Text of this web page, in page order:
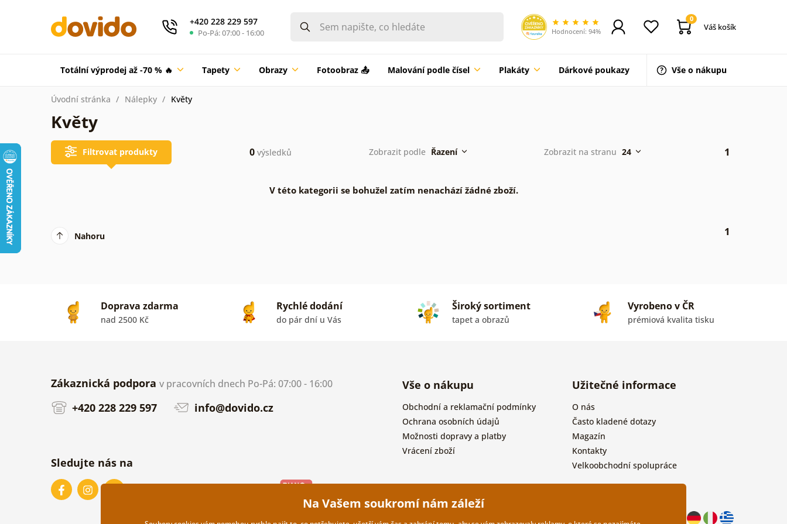
+420 228 229 597
Po-Pá: 07:00 - 16:00 Hodnocení: 94%
0
Váš košík
Totální výprodej až -70 % 🔥 Tapety Obrazy Fotoobraz 📤 Malování podle čísel Plakáty Dárkové poukazy Vše o nákupu
Úvodní stránka Nálepky Květy
Květy
Filtrovat produkty 0výsledků Zobrazit podle Řazení Zobrazit na stranu 24 1
V této kategorii se bohužel zatím nenachází žádné zboží.
Nahoru 1
Doprava zdarma
nad 2500 Kč
Rychlé dodání
do pár dní u Vás
Široký sortiment
tapet a obrazů
Vyrobeno v ČR
prémiová kvalita tisku
Zákaznická podpora v pracovních dnech Po-Pá: 07:00 - 16:00
+420 228 229 597 info@dovido.cz
Sledujte nás na
Vše o nákupu
Obchodní a reklamační podmínky
Ochrana osobních údajů
Možnosti dopravy a platby
Vrácení zboží
Užitečné informace
O nás
Často kladené dotazy
Magazín
Kontakty
Velkoobchodní spolupráce
Na Vašem soukromí nám záleží